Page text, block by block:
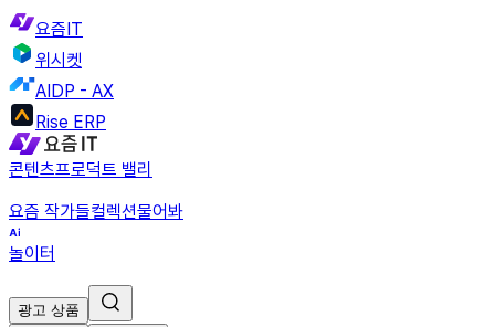
요즘IT
위시켓
AIDP - AX
Rise ERP
콘텐츠프로덕트 밸리
요즘 작가들컬렉션물어봐
놀이터
광고 상품